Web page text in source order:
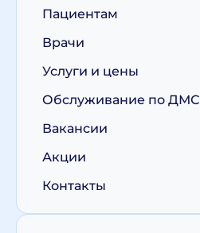
Пациентам
Врачи
Услуги и цены
Обслуживание по ДМС
Вакансии
Акции
Контакты